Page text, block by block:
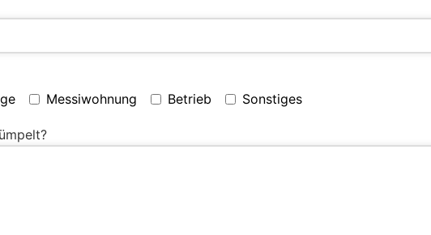
Messiwohnung Betrieb Sonstiges